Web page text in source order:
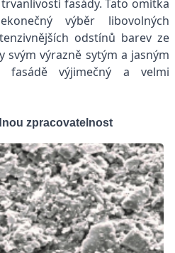
fasády. Tato omítka
výběr libovolných
odstínů barev ze
svým výrazně sytým a jasným
fasádě výjimečný a velmi
zpracovatelnost